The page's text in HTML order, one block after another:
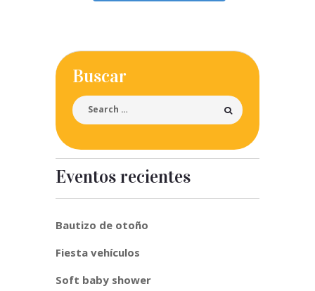
Buscar
Eventos recientes
Bautizo de otoño
Fiesta vehículos
Soft baby shower